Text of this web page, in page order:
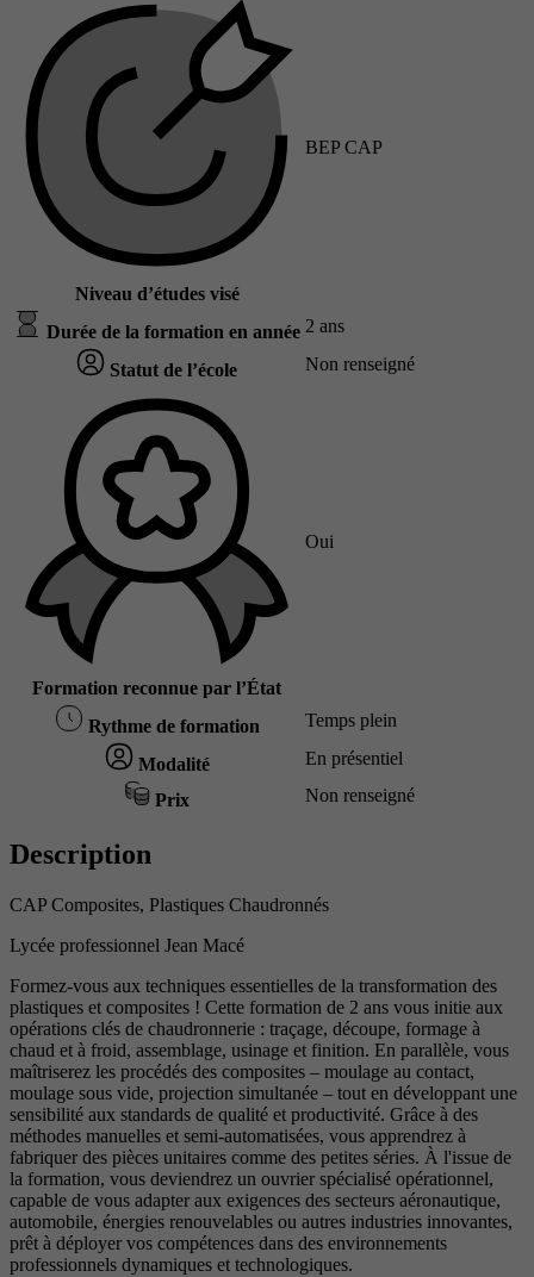
Niveau d’études visé
BEP CAP
Durée de la formation en année 2 ans
Statut de l’école Non renseigné
Formation reconnue par l’État
Oui
Rythme de formation Temps plein
Modalité En présentiel
Prix Non renseigné
Description
CAP Composites, Plastiques Chaudronnés
Lycée professionnel Jean Macé
Formez-vous aux techniques essentielles de la transformation des
plastiques et composites ! Cette formation de 2 ans vous initie aux
opérations clés de chaudronnerie : traçage, découpe, formage à
chaud et à froid, assemblage, usinage et finition. En parallèle, vous
maîtriserez les procédés des composites – moulage au contact,
moulage sous vide, projection simultanée – tout en développant une
sensibilité aux standards de qualité et productivité. Grâce à des
méthodes manuelles et semi-automatisées, vous apprendrez à
fabriquer des pièces unitaires comme des petites séries. À l'issue de
la formation, vous deviendrez un ouvrier spécialisé opérationnel,
capable de vous adapter aux exigences des secteurs aéronautique,
automobile, énergies renouvelables ou autres industries innovantes,
prêt à déployer vos compétences dans des environnements
professionnels dynamiques et technologiques.